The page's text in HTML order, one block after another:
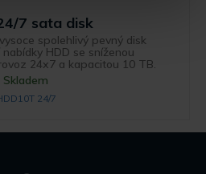
7 sata disk
spolehlivý pevný disk
HDD se sníženou
24x7 a kapacitou 10 TB.
Skladem
24/7